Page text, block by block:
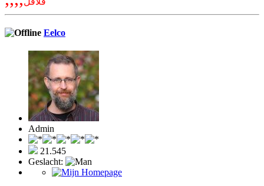
Eelco
Admin
21.545
Geslacht: